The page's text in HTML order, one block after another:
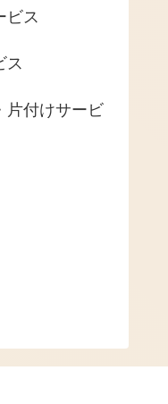
ビス
ス
片付けサービ